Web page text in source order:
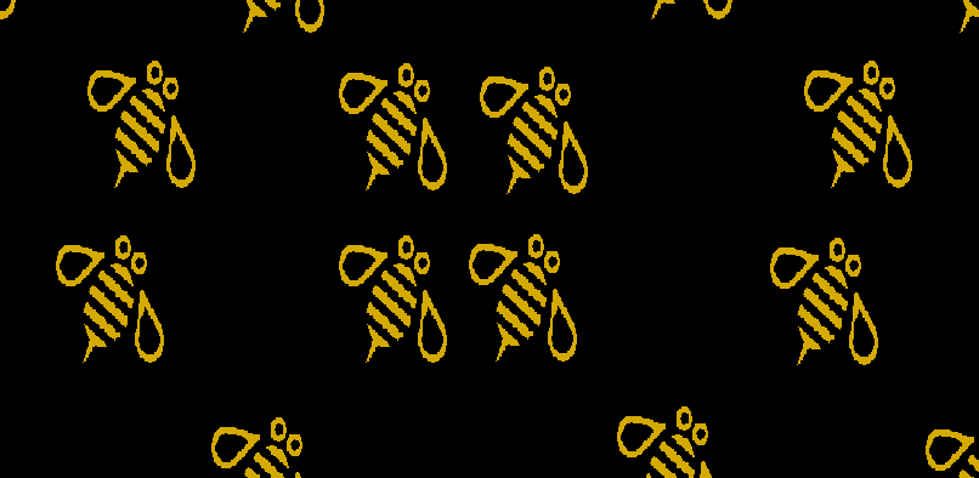
Stupi de 10 Rame
Stupi Vopsiti
Vopsea/intretinere stupi
Topitoare Ceara
Găselniţă
Nosemoza
Vitamine